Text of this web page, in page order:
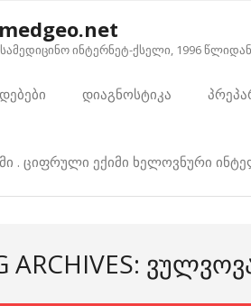
ინტერნეტ-ქსელი, 1996 წლიდან
დიაგნოსტიკა
. ციფრული ექიმი ხელოვნური
ARCHIVES: